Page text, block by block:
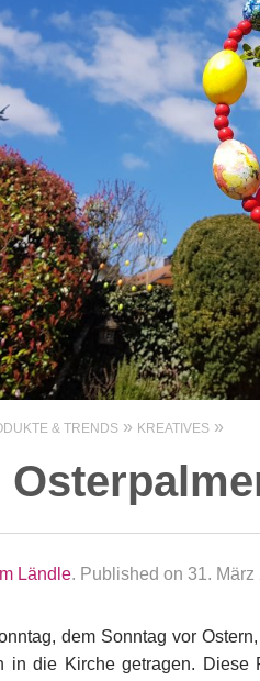
& TRENDS KREATIVES
Ländle. Published on 31. März
dem Sonntag vor
in die Kirche getragen.